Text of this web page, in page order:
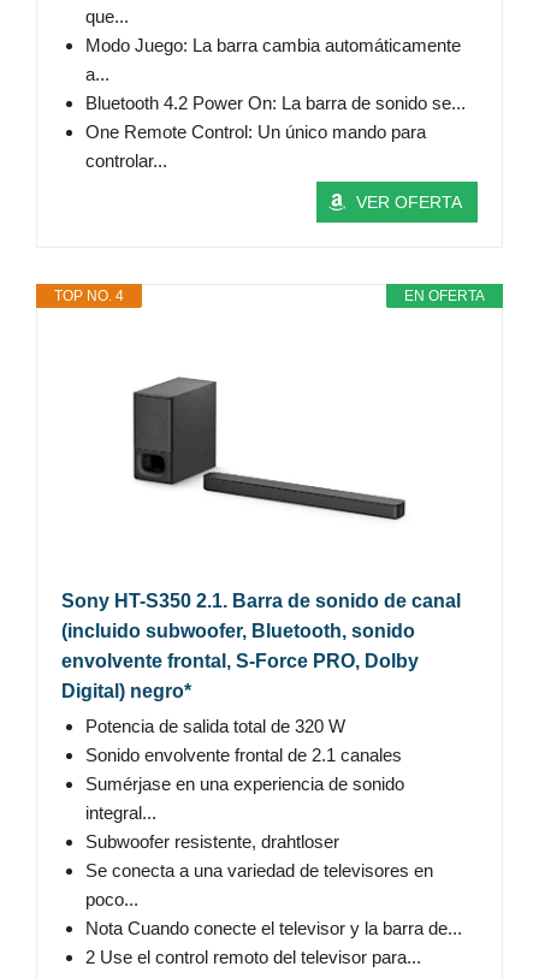
que...
Modo Juego: La barra cambia automáticamente
a...
Bluetooth 4.2 Power On: La barra de sonido se...
One Remote Control: Un único mando para
controlar...
VER OFERTA
EN OFERTA
TOP NO. 4
Sony HT-S350 2.1. Barra de sonido de canal
(incluido subwoofer, Bluetooth, sonido
envolvente frontal, S-Force PRO, Dolby
Digital) negro*
Potencia de salida total de 320 W
Sonido envolvente frontal de 2.1 canales
Sumérjase en una experiencia de sonido
integral...
Subwoofer resistente, drahtloser
Se conecta a una variedad de televisores en
poco...
Nota Cuando conecte el televisor y la barra de...
2 Use el control remoto del televisor para...